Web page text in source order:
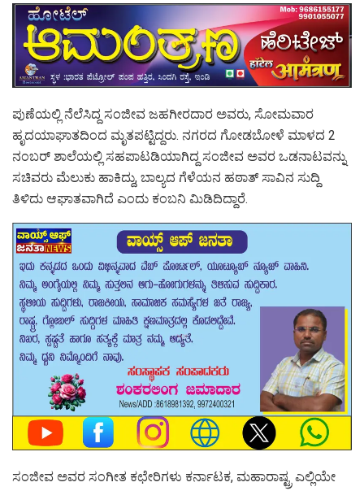
ಪುಣೆಯಲ್ಲಿ ನೆಲೆಸಿದ್ದ ಸಂಜೀವ ಜಹಗೀರದಾರ ಅವರು, ಸೋಮವಾರ
ಹೃದಯಾಘಾತದಿಂದ ಮೃತಪಟ್ಟಿದ್ದರು. ನಗರದ ಗೋಡಬೋಳೆ ಮಾಳದ 2
ನಂಬರ್ ಶಾಲೆಯಲ್ಲಿ ಸಹಪಾಟಡಿಯಾಗಿದ್ದ ಸಂಜೀವ ಅವರ ಒಡನಾಟವನ್ನು
ಸಚಿವರು ಮೆಲುಕು ಹಾಕಿದ್ದು, ಬಾಲ್ಯದ ಗೆಳೆಯನ ಹಠಾತ್ ಸಾವಿನ ಸುದ್ದಿ
ತಿಳಿದು ಆಘಾತವಾಗಿದೆ ಎಂದು ಕಂಬನಿ ಮಿಡಿದಿದ್ದಾರೆ.
ಸಂಜೀವ ಅವರ ಸಂಗೀತ ಕಛೇರಿಗಳು ಕರ್ನಾಟಕ, ಮಹಾರಾಷ್ಟ್ರ ಎಲ್ಲಿಯೇ